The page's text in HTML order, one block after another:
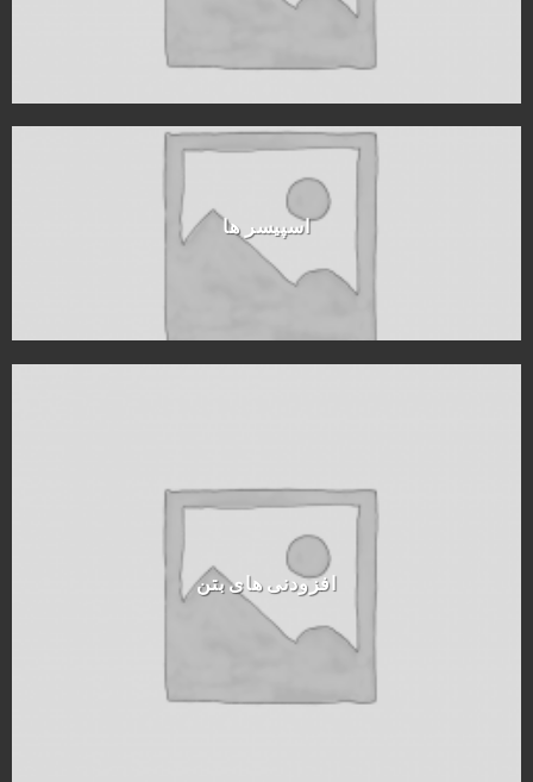
اسپیسر ها
افزودنی های بتن